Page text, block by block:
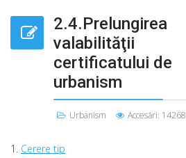
2.4.Prelungirea
valabilităţii
certificatului de
urbanism
Urbanism Accesări: 14268
1. Cerere tip